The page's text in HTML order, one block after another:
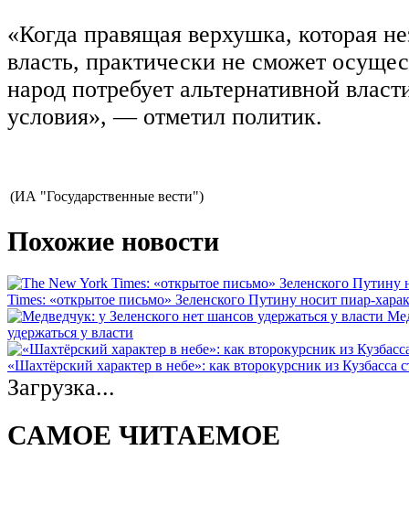
«Когда правящая верхушка, которая
власть, практически не сможет
народ потребует альтернативной
условия», — отметил политик.
(ИА "Государственные вести")
Похожие новости
Times: «открытое письмо» Зеленского Путину носит пиар-
удержаться у власти
«Шахтёрский характер в небе»: как второкурсник из Кузбасса
Загрузка...
САМОЕ ЧИТАЕМОЕ